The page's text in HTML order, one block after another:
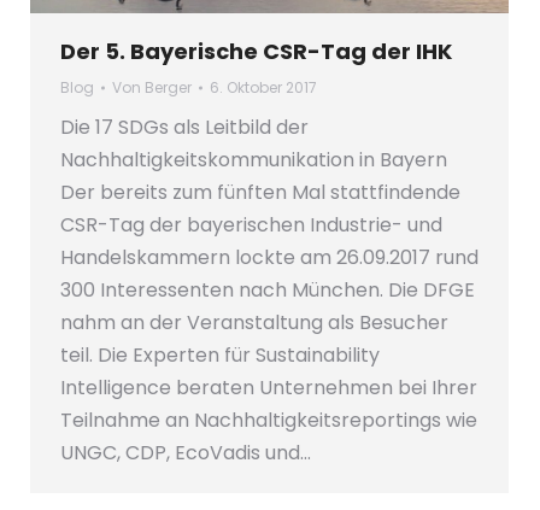
Der 5. Bayerische CSR-Tag der IHK
Blog Von Berger 6. Oktober 2017
Die 17 SDGs als Leitbild der
Nachhaltigkeitskommunikation in Bayern
Der bereits zum fünften Mal stattfindende
CSR-Tag der bayerischen Industrie- und
Handelskammern lockte am 26.09.2017 rund
300 Interessenten nach München. Die DFGE
nahm an der Veranstaltung als Besucher
teil. Die Experten für Sustainability
Intelligence beraten Unternehmen bei Ihrer
Teilnahme an Nachhaltigkeitsreportings wie
UNGC, CDP, EcoVadis und…